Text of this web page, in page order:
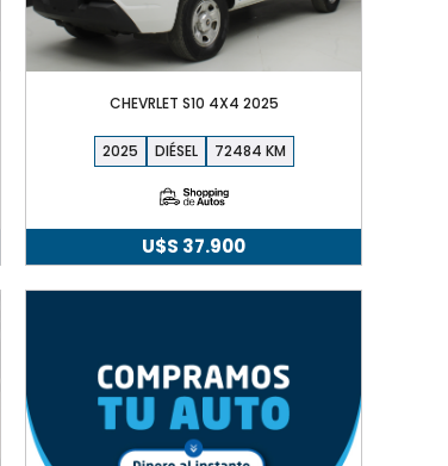
CHEVRLET S10 4X4 2025
2025 DIÉSEL 72484
U$S 37.900